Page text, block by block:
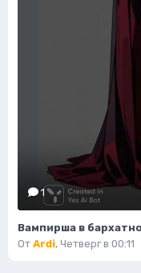
1
От Ardi, Четверг в 00:11